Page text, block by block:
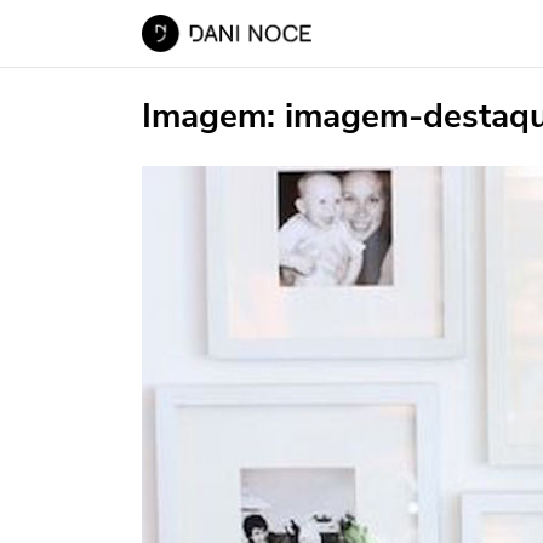
Imagem: imagem-